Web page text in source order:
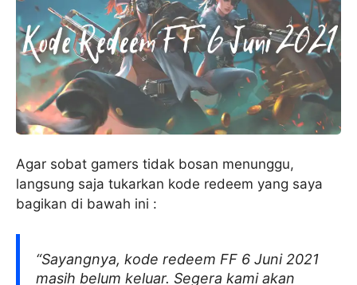
Agar sobat gamers tidak bosan menunggu,
langsung saja tukarkan kode redeem yang saya
bagikan di bawah ini :
“Sayangnya, kode redeem FF 6 Juni 2021
masih belum keluar. Segera kami akan